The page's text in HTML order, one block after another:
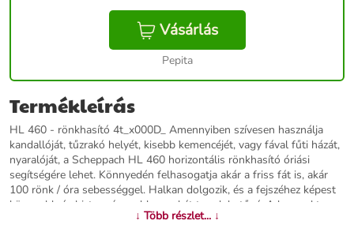
Vásárlás
Pepita
Termékleírás
HL 460 - rönkhasító 4t_x000D_ Amennyiben szívesen használja
kandallóját, tűzrakó helyét, kisebb kemencéjét, vagy fával fűti házát,
nyaralóját, a Scheppach HL 460 horizontális rönkhasító óriási
segítségére lehet. Könnyedén felhasogatja akár a friss fát is, akár
100 rönk / óra sebességgel. Halkan dolgozik, és a fejszéhez képest
könnyebb és biztonságosabb munkát tesz lehetővé. A kompakt
méretei ellenére max. 4 tonna hasítóerő kifejtésére alkalmas.
↓ Több részlet... ↓